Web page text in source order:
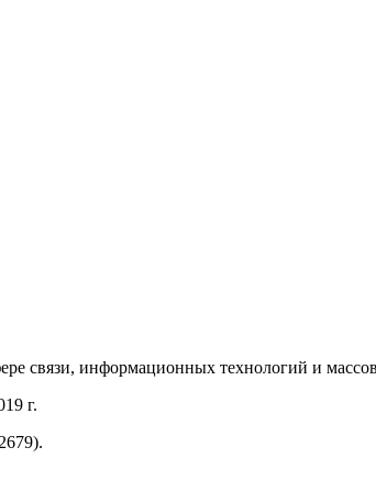
связи, информационных технологий и
г.